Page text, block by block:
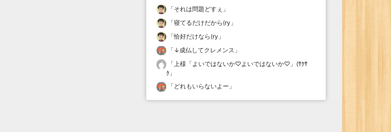
「それは問題どすぇ 」
「寝てるだけだから(ry 」
「恰好だけなら(ry 」
「 ↓成仏してクレメンス 」
「上様「よいではないか♡よいではないか♡」(ｻｸｻ
ｸ 」
「 どれもいらないよー 」